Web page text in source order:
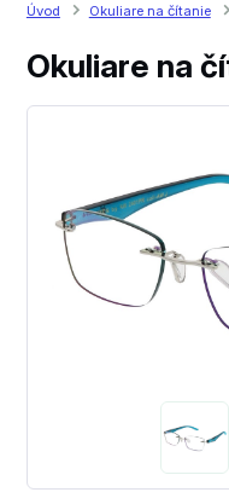
Úvod Okuliare na čítanie
Okuliare na